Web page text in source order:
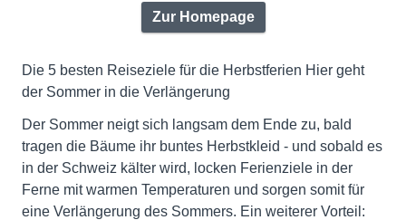
Zur Homepage
Die 5 besten Reiseziele für die Herbstferien Hier geht
der Sommer in die Verlängerung
Der Sommer neigt sich langsam dem Ende zu, bald
tragen die Bäume ihr buntes Herbstkleid - und sobald es
in der Schweiz kälter wird, locken Ferienziele in der
Ferne mit warmen Temperaturen und sorgen somit für
eine Verlängerung des Sommers. Ein weiterer Vorteil: